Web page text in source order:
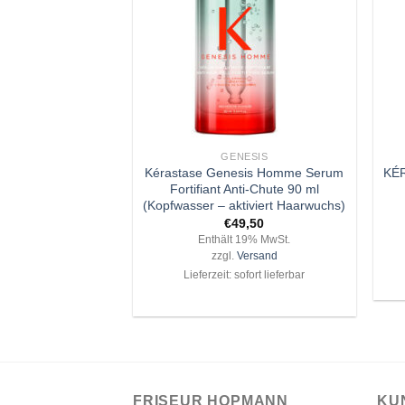
GENESIS
Kérastase Genesis Homme Serum
Fortifiant Anti-Chute 90 ml
(Kopfwasser – aktiviert Haarwuchs)
€49,50
Enthält 19% MwSt.
zzgl. Versand
Lieferzeit: sofort lieferbar
FRISEUR HOPMANN